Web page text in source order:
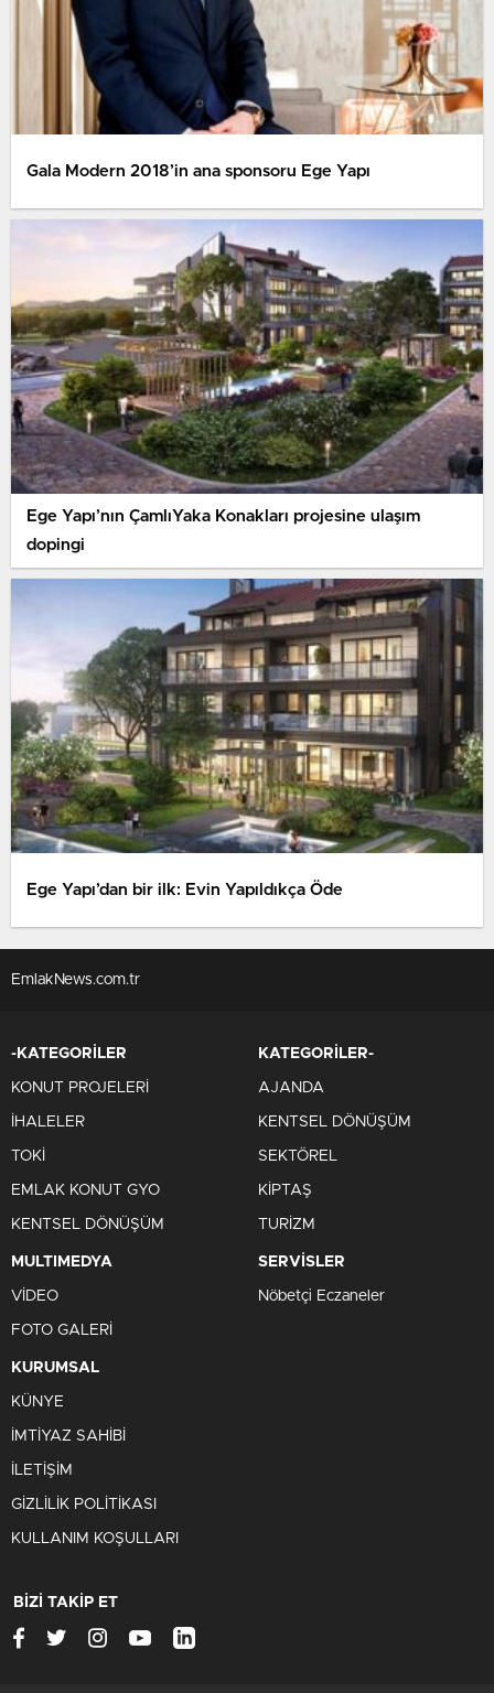
Gala Modern 2018’in ana sponsoru Ege Yapı
Ege Yapı’nın ÇamlıYaka Konakları projesine ulaşım
dopingi
Ege Yapı’dan bir ilk: Evin Yapıldıkça Öde
EmlakNews.com.tr
-KATEGORİLER
KONUT PROJELERİ
İHALELER
TOKİ
EMLAK KONUT GYO
KENTSEL DÖNÜŞÜM
KATEGORİLER-
AJANDA
KENTSEL DÖNÜŞÜM
SEKTÖREL
KİPTAŞ
TURİZM
MULTIMEDYA
VİDEO
FOTO GALERİ
SERVİSLER
Nöbetçi Eczaneler
KURUMSAL
KÜNYE
İMTİYAZ SAHİBİ
İLETİŞİM
GİZLİLİK POLİTİKASI
KULLANIM KOŞULLARI
BİZİ TAKİP ET